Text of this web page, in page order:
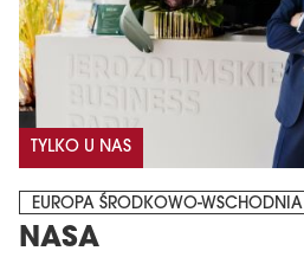
TYLKO U NAS
EUROPA ŚRODKOWO-WSCHODNIA
NASA